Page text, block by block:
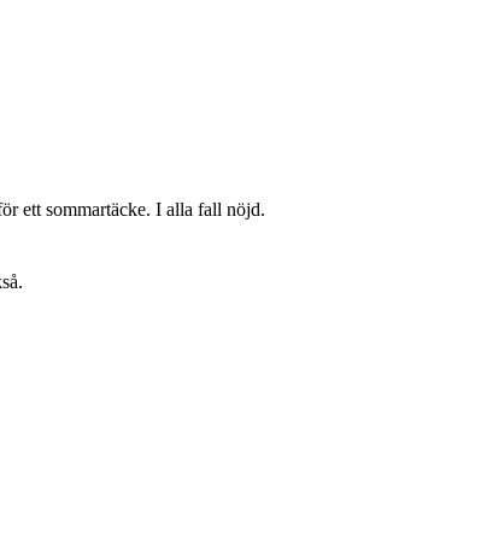
ett sommartäcke. I alla fall nöjd.